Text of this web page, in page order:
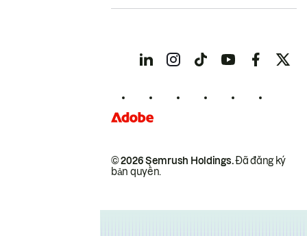
© 2026 Semrush Holdings.Đã đăng ký
bản quyền.